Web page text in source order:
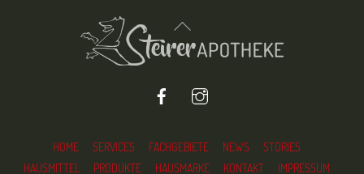
Back
To
Facebook
HOME SERVICES FACHGEBIETE NEWS
STORIES
HAUSMITTEL
PRODUKTE HAUSMARKE KONTAKT IMPRESSUM